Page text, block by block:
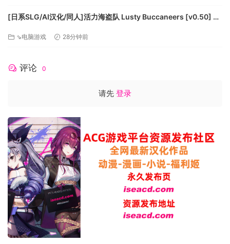
[日系SLG/AI汉化/同人]活力海盗队 Lusty Buccaneers [v0.50] AI
⇘电脑游戏 28分钟前
评论 0
请先 登录